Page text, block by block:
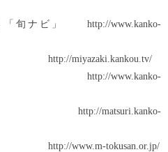
「旬ナビ」 http://www.kanko-
miyazaki.kankou.tv/
ト http://www.kanko-
http://matsuri.kanko-
www.m-tokusan.or.jp/